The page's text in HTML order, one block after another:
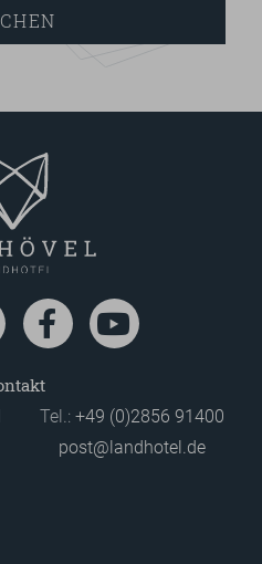
Tel.:+49 (0)2856 91400
post@landhotel.de